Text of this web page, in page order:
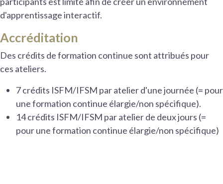
d'apprentissage interactif.
Accréditation
Des crédits de formation continue sont attribués pour
ces ateliers.
7 crédits ISFM/IFSM par atelier d'une journée (= pour
une formation continue élargie/non spécifique).
14 crédits ISFM/IFSM par atelier de deux jours (=
pour une formation continue élargie/non spécifique)